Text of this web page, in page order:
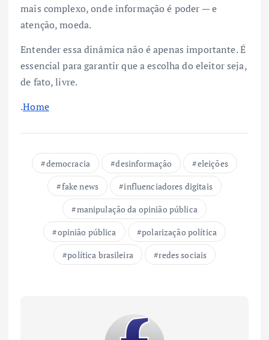
mais complexo, onde informação é poder — e
atenção, moeda.
Entender essa dinâmica não é apenas importante. É
essencial para garantir que a escolha do eleitor seja,
de fato, livre.
.Home
democracia desinformação
eleições
fake news
influenciadores digitais
manipulação da opinião pública
opinião pública
polarização política
política brasileira
redes sociais